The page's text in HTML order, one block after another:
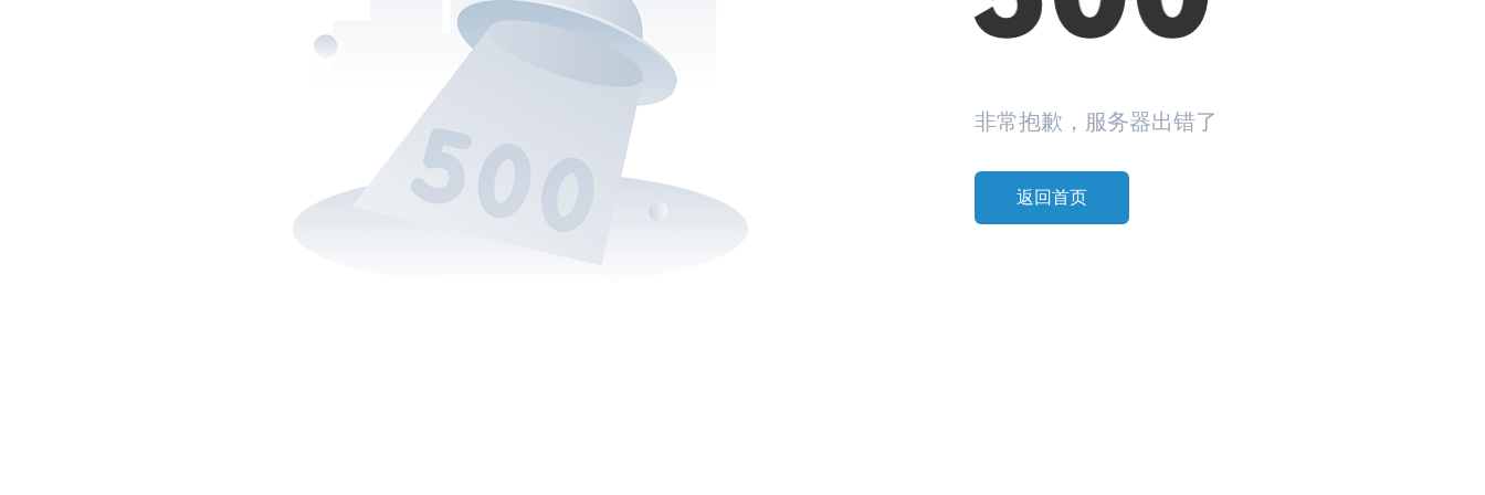
非常抱歉，服务器出错了
返回首页